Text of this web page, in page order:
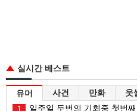
실시간 베스트
유머 사건 만화 웃
1 일주일 두번의 기회중 첫번